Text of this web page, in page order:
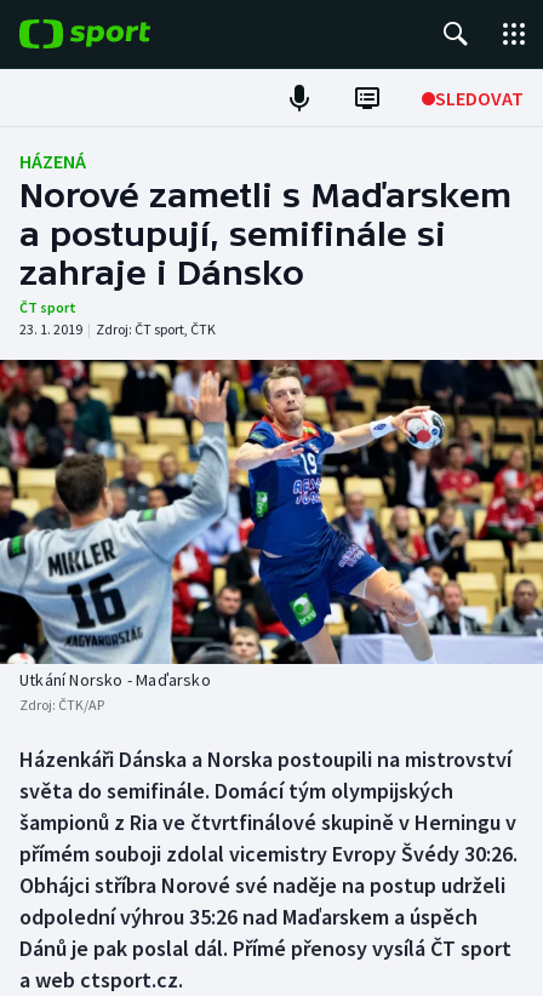
SLEDOVAT
Fotbal
Hokej
Tenis
Atletika
Cyklistika
DALŠÍ SPORTY
Americký fotbal
Baseball a softbal
Basketbal
Biatlon
Box
Curling
Dostihy
Florbal
NEPŘEHLÉDNĚTE
Soutěže
Historické návraty
Aplikace ČT sport
HÁZENÁ
Norové zametli s Maďarskem
a postupují, semifinále si
zahraje i Dánsko
ČT sport
23. 1. 2019 | Zdroj: ČT sport, ČTK
Utkání Norsko - Maďarsko
Zdroj: ČTK/AP
Házenkáři Dánska a Norska postoupili na mistrovství
světa do semifinále. Domácí tým olympijských
šampionů z Ria ve čtvrtfinálové skupině v Herningu v
přímém souboji zdolal vicemistry Evropy Švédy 30:26.
Obhájci stříbra Norové své naděje na postup udrželi
odpolední výhrou 35:26 nad Maďarskem a úspěch
Dánů je pak poslal dál. Přímé přenosy vysílá ČT sport
a web ctsport.cz.